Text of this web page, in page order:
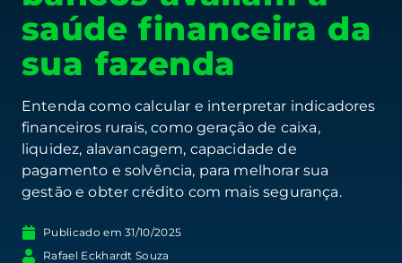
saúde financeira da
sua fazenda
Entenda como calcular e interpretar indicadores
financeiros rurais, como geração de caixa,
liquidez, alavancagem, capacidade de
pagamento e solvência, para melhorar sua
gestão e obter crédito com mais segurança.
Publicado em 31/10/2025
Rafael Eckhardt Souza